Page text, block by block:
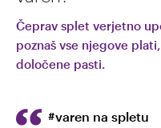
Čeprav splet verjetno
poznaš vse njegove
določene pasti.
#varen na spletu